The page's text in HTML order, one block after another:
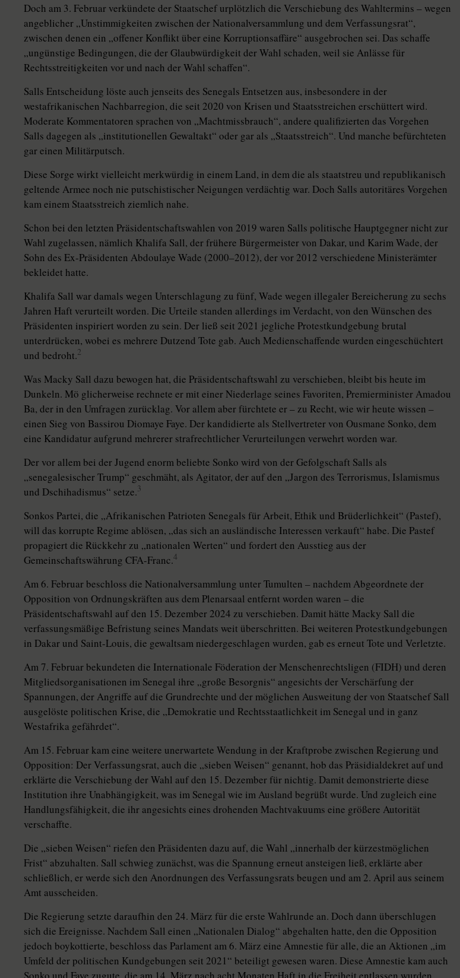
Doch am 3. Februar verkündete der Staatschef urplötzlich die Verschiebung des Wahltermins – wegen
angeblicher „Unstimmigkeiten zwischen der Nationalversammlung und dem Verfassungsrat“,
zwischen denen ein „offener Konflikt über eine Korruptionsaffäre“ ausgebrochen sei. Das schaffe
„ungünstige Bedingungen, die der Glaubwürdigkeit der Wahl schaden, weil sie Anlässe für
Rechtsstreitigkeiten vor und nach der Wahl schaffen“.
Salls Entscheidung löste auch jenseits des Senegals Entsetzen aus, insbesondere in der
westafrikanischen Nachbarregion, die seit 2020 von Krisen und Staatsstreichen erschüttert wird.
Moderate Kommentatoren sprachen von „Machtmissbrauch“, andere qualifizierten das Vorgehen
Salls dagegen als „institutionellen Gewaltakt“ oder gar als „Staatsstreich“. Und manche befürchteten
gar einen Militärputsch.
Diese Sorge wirkt vielleicht merkwürdig in einem Land, in dem die als staatstreu und republikanisch
geltende Armee noch nie putschistischer Neigungen verdächtig war. Doch Salls autoritäres Vorgehen
kam einem Staatsstreich ziemlich nahe.
Schon bei den letzten Präsidentschaftswahlen von 2019 waren Salls politische Hauptgegner nicht zur
Wahl zugelassen, nämlich Khalifa Sall, der frühere Bürgermeister von Dakar, und Karim Wade, der
Sohn des Ex-Präsidenten Abdoulaye Wade (2000–2012), der vor 2012 verschiedene Ministerämter
bekleidet hatte.
Khalifa Sall war damals wegen Unterschlagung zu fünf, Wade wegen illegaler Bereicherung zu sechs
Jahren Haft verurteilt worden. Die Urteile standen allerdings im Verdacht, von den Wünschen des
Präsidenten inspiriert worden zu sein. Der ließ seit 2021 jegliche Protestkundgebung brutal
unterdrücken, wobei es mehrere Dutzend Tote gab. Auch Medienschaffende wurden eingeschüchtert
und bedroht.2
Was Macky Sall dazu bewogen hat, die Präsidentschaftswahl zu verschieben, bleibt bis heute im
Dunkeln. Mö glicherweise rechnete er mit einer Niederlage seines Favoriten, Premierminister Amadou
Ba, der in den Umfragen zurücklag. Vor allem aber fürchtete er – zu Recht, wie wir heute wissen –
einen Sieg von Bassirou Diomaye Faye. Der kandidierte als Stellvertreter von Ousmane Sonko, dem
eine Kandidatur aufgrund mehrerer strafrechtlicher Verurteilungen verwehrt worden war.
Der vor allem bei der Jugend enorm beliebte Sonko wird von der Gefolgschaft Salls als
„senegalesischer Trump“ geschmäht, als Agitator, der auf den „Jargon des Terrorismus, Islamismus
und Dschihadismus“ setze.3
Sonkos Partei, die „Afrikanischen Patrioten Senegals für Arbeit, Ethik und Brüderlichkeit“ (Pastef),
will das korrupte Regime ablösen, „das sich an ausländische Interessen verkauft“ habe. Die Pastef
propagiert die Rückkehr zu „nationalen Werten“ und fordert den Ausstieg aus der
Gemeinschaftswährung CFA-Franc.4
Am 6. Februar beschloss die Na­tio­nalversammlung unter Tumulten – nachdem Abgeordnete der
Opposition von Ordnungskräften aus dem Plenarsaal entfernt worden waren – die
Präsidentschaftswahl auf den 15. Dezember 2024 zu verschieben. Damit hätte Macky Sall die
verfassungsmäßige Befristung seines Mandats weit überschritten. Bei weiteren Protestkundgebungen
in Dakar und Saint-Louis, die gewaltsam niedergeschlagen wurden, gab es erneut Tote und Verletzte.
Am 7. Februar bekundeten die Internationale Föderation der Menschenrechtsligen (FIDH) und deren
Mit­glieds­or­ga­ni­sationen im Senegal ihre „große Besorgnis“ angesichts der Verschärfung der
Spannungen, der Angriffe auf die Grundrechte und der möglichen Ausweitung der von Staatschef Sall
ausgelöste politischen Krise, die „Demokratie und Rechtsstaatlichkeit im Senegal und in ganz
Westafrika gefährdet“.
Am 15. Februar kam eine weitere unerwartete Wendung in der Kraftprobe zwischen Regierung und
Opposition: Der Verfassungsrat, auch die „sieben Weisen“ genannt, hob das Präsidialdekret auf und
erklärte die Verschiebung der Wahl auf den 15. Dezember für nichtig. Damit demons­trierte diese
Institution ihre Unabhängigkeit, was im Senegal wie im Ausland begrüßt wurde. Und zugleich eine
Handlungsfähigkeit, die ihr angesichts eines drohenden Machtvakuums eine größere Autorität
verschaffte.
Die „sieben Weisen“ riefen den Präsidenten dazu auf, die Wahl „innerhalb der kürzestmöglichen
Frist“ abzuhalten. Sall schwieg zunächst, was die Spannung erneut ansteigen ließ, erklärte aber
schließlich, er werde sich den Anordnungen des Verfassungsrats beugen und am 2. April aus seinem
Amt ausscheiden.
Die Regierung setzte daraufhin den 24. März für die erste Wahlrunde an. Doch dann überschlugen
sich die Ereignisse. Nachdem Sall einen „Nationalen Dialog“ abgehalten hatte, den die Opposition
jedoch boykottierte, beschloss das Parlament am 6. März eine Amnestie für alle, die an Aktionen „im
Umfeld der politischen Kundgebungen seit 2021“ beteiligt gewesen waren. Diese Amnestie kam auch
Sonko und ­Faye zugute, die am 14. März nach acht Monaten Haft in die Freiheit entlassen wurden.